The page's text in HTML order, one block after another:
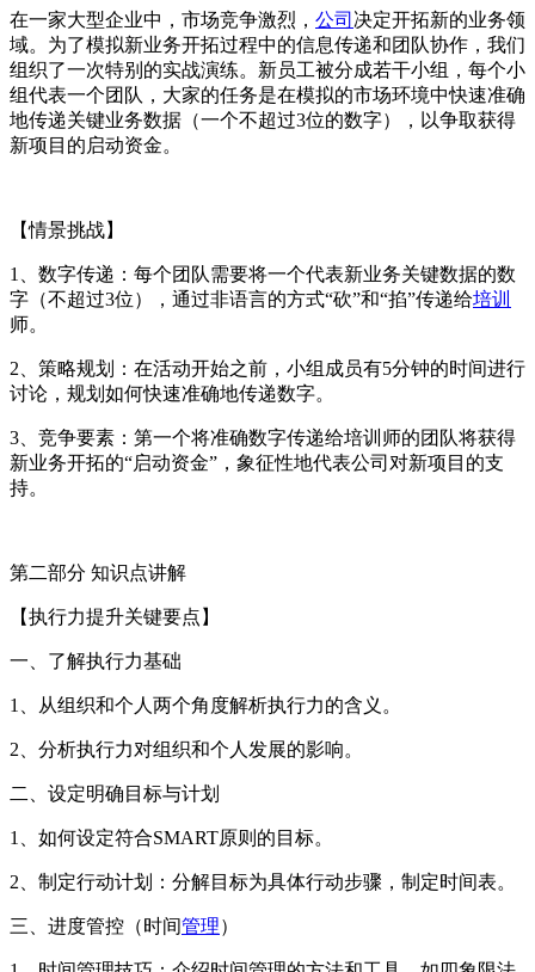
在一家大型企业中，市场竞争激烈， 公司 决定开拓新的业务领
域。为了模拟新业务开拓过程中的信息传递和团队协作，我们
组织了一次特别的实战演练。新员工被分成若干小组，每个小
组代表一个团队，大家的任务是在模拟的市场环境中快速准确
地传递关键业务数据（一个不超过3位的数字），以争取获得
新项目的启动资金。
【情景挑战】
1、数字传递：每个团队需要将一个代表新业务关键数据的数
字（不超过3位），通过非语言的方式“砍”和“掐”传递给培训
师。
2、策略规划：在活动开始之前，小组成员有5分钟的时间进行
讨论，规划如何快速准确地传递数字。
3、竞争要素：第一个将准确数字传递给培训师的团队将获得
新业务开拓的“启动资金”，象征性地代表公司对新项目的支
持。
第二部分 知识点讲解
【执行力提升关键要点】
一、了解执行力基础
1、从组织和个人两个角度解析执行力的含义。
2、分析执行力对组织和个人发展的影响。
二、设定明确目标与计划
1、如何设定符合SMART原则的目标。
2、制定行动计划：分解目标为具体行动步骤，制定时间表。
三、进度管控（时间管理）